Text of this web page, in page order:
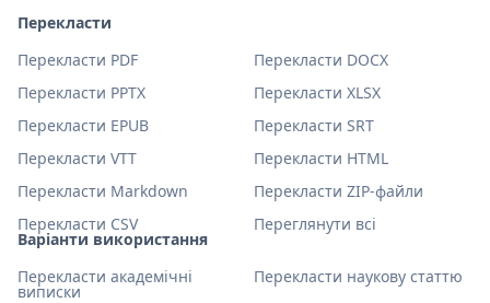
Варіанти використання
Перекласти академічні
виписки
Перекласти наукову статтю
Перекласти
Перекласти PDF
Перекласти DOCX
Перекласти PPTX
Перекласти XLSX
Перекласти EPUB
Перекласти SRT
Перекласти VTT
Перекласти HTML
Перекласти Markdown
Перекласти ZIP-файли
Перекласти CSV
Переглянути всі